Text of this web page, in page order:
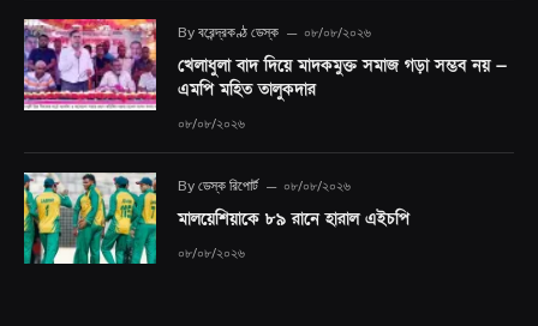
By বরেন্দ্রকণ্ঠ ডেস্ক ০৮/০৮/২০২৬
খেলাধুলা বাদ দিয়ে মাদকমুক্ত সমাজ গড়া সম্ভব নয় —
এমপি মহিত তালুকদার
০৮/০৮/২০২৬
By ডেস্ক রিপোর্ট ০৮/০৮/২০২৬
মালয়েশিয়াকে ৮৯ রানে হারাল এইচপি
০৮/০৮/২০২৬